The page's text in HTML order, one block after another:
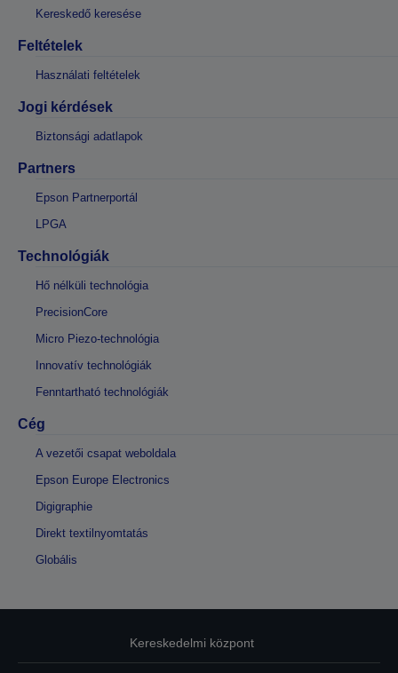
Kereskedő keresése
Feltételek
Használati feltételek
Jogi kérdések
Biztonsági adatlapok
Partners
Epson Partnerportál
LPGA
Technológiák
Hő nélküli technológia
PrecisionCore
Micro Piezo-technológia
Innovatív technológiák
Fenntartható technológiák
Cég
A vezetői csapat weboldala
Epson Europe Electronics
Digigraphie
Direkt textilnyomtatás
Globális
Kereskedelmi központ